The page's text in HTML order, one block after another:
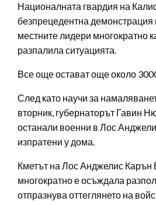
Националната гвардия на
безпрецедентна демонстрация
местните лидери многократно
разпалила ситуацията.
Все още остават още около
След като научи за
вторник, губернаторът Гавин
останали военни в Лос
изпратени у дома.
Кметът на Лос Анджелис Карън
многократно е осъждала
отпразнува оттеглянето на